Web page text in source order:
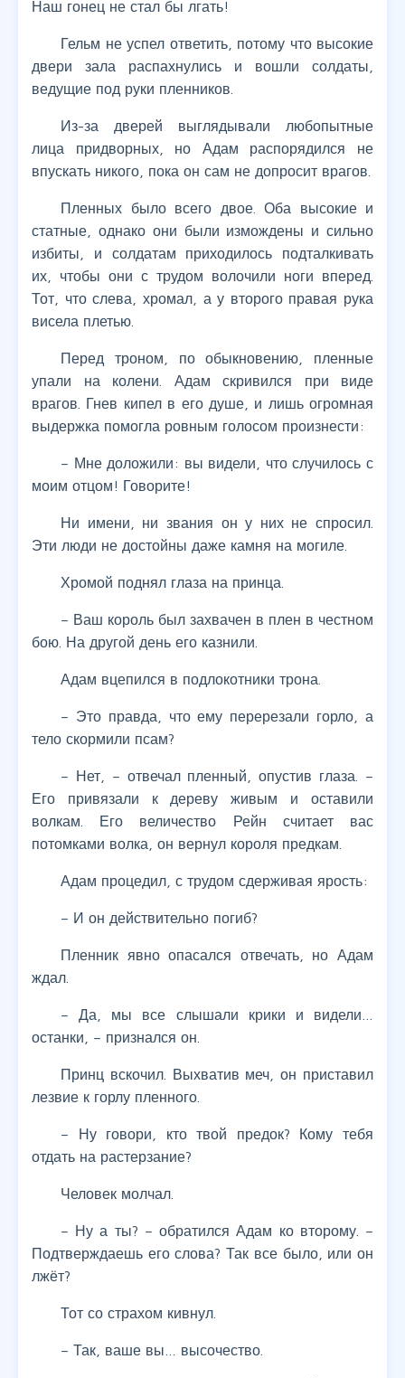
Наш гонец не стал бы лгать!
Гельм не успел ответить, потому что высокие
двери зала распахнулись и вошли солдаты,
ведущие под руки пленников.
Из-за дверей выглядывали любопытные
лица придворных, но Адам распорядился не
впускать никого, пока он сам не допросит врагов.
Пленных было всего двое. Оба высокие и
статные, однако они были измождены и сильно
избиты, и солдатам приходилось подталкивать
их, чтобы они с трудом волочили ноги вперед.
Тот, что слева, хромал, а у второго правая рука
висела плетью.
Перед троном, по обыкновению, пленные
упали на колени. Адам скривился при виде
врагов. Гнев кипел в его душе, и лишь огромная
выдержка помогла ровным голосом произнести:
– Мне доложили: вы видели, что случилось с
моим отцом! Говорите!
Ни имени, ни звания он у них не спросил.
Эти люди не достойны даже камня на могиле.
Хромой поднял глаза на принца.
– Ваш король был захвачен в плен в честном
бою. На другой день его казнили.
Адам вцепился в подлокотники трона.
– Это правда, что ему перерезали горло, а
тело скормили псам?
– Нет, – отвечал пленный, опустив глаза. –
Его привязали к дереву живым и оставили
волкам. Его величество Рейн считает вас
потомками волка, он вернул короля предкам.
Адам процедил, с трудом сдерживая ярость:
– И он действительно погиб?
Пленник явно опасался отвечать, но Адам
ждал.
– Да, мы все слышали крики и видели…
останки, – признался он.
Принц вскочил. Выхватив меч, он приставил
лезвие к горлу пленного.
– Ну говори, кто твой предок? Кому тебя
отдать на растерзание?
Человек молчал.
– Ну а ты? – обратился Адам ко второму. –
Подтверждаешь его слова? Так все было, или он
лжёт?
Тот со страхом кивнул.
– Так, ваше вы… высочество.